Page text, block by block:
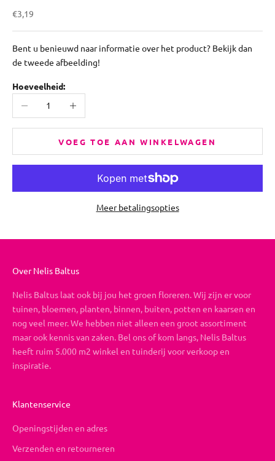
Aanbiedingsprijs
€3,19
Bent u benieuwd naar informatie over het product? Bekijk dan
de tweede afbeelding!
Hoeveelheid:
Aantal verlagenAantal verhogen
VOEG TOE AAN WINKELWAGEN
Meer betalingsopties
Over Nelis Baltus
Nelis Baltus laat ook bij jou het groen floreren. Wij zijn er voor
tuinen, bloemen, planten, binnen, buiten, potten en kaarsen en
nog veel meer. We hebben niet alleen een groot assortiment
maar ook kennis van zaken. Bel ons of kom langs, Nelis Baltus
heeft ruim 5.000 m2 winkel en tuinderij voor verkoop en
inspiratie.
Klantenservice
Openingstijden en adres
Verzenden en retourneren